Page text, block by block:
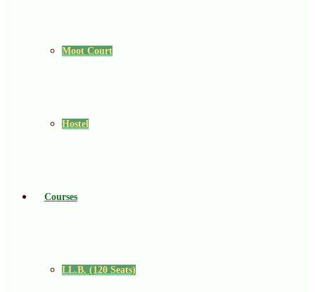
Moot Court
Hostel
Courses
LL.B. (120 Seats)